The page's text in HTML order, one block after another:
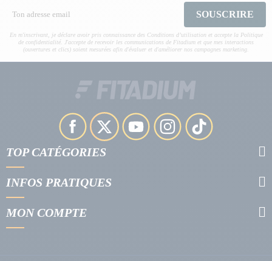
SOUSCRIRE
En m'inscrivant, je déclare avoir pris connaissance des Conditions d’utilisation et accepte la Politique
de confidentialité. J'accepte de recevoir les communications de Fitadium et que mes interactions
(ouvertures et clics) soient mesurées afin d'évaluer et d'améliorer nos campagnes marketing.
TOP CATÉGORIES
INFOS PRATIQUES
MON COMPTE